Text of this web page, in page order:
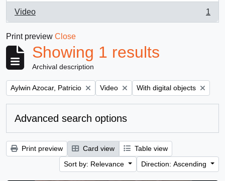
Video
, 1 results
1
Print preview Close
Showing 1 results
Archival description
Remove filter:
Aylwin Azocar, Patricio Remove filter:
Video Remove filter:
With digital objects
Advanced search options
Print preview Card view
Table view
Sort by: Relevance
Direction: Ascending